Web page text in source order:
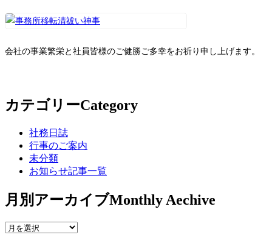
会社の事業繁栄と社員皆様のご健勝ご多幸をお祈り申し上げます。
カテゴリーCategory
社務日誌
行事のご案内
未分類
お知らせ記事一覧
月別アーカイブMonthly Aechive